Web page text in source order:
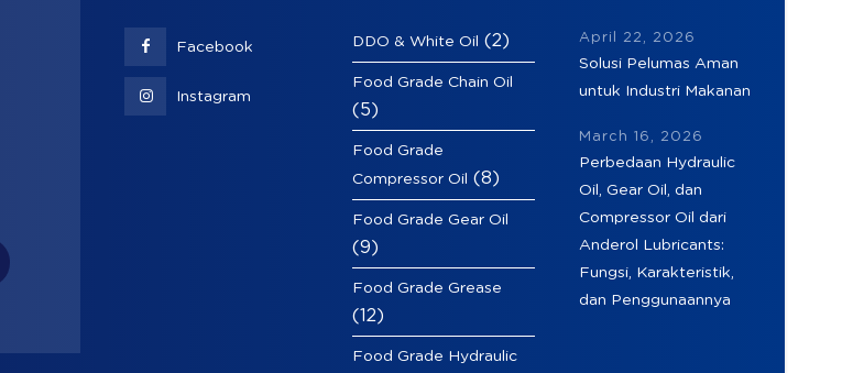
Facebook
Instagram
DDO & White Oil (2)
Food Grade Chain Oil
(5)
Food Grade
Compressor Oil (8)
Food Grade Gear Oil
(9)
Food Grade Grease
(12)
Food Grade Hydraulic
April 22, 2026
Solusi Pelumas Aman
untuk Industri Makanan
March 16, 2026
Perbedaan Hydraulic
Oil, Gear Oil, dan
Compressor Oil dari
Anderol Lubricants:
Fungsi, Karakteristik,
dan Penggunaannya